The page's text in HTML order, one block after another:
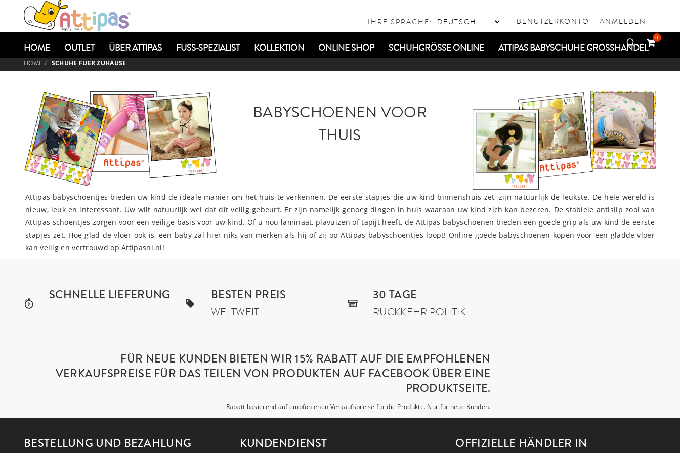
0
BENUTZERKONTO ANMELDEN
IHRE SPRACHE:
HOME OUTLET ÜBER ATTIPAS FUSS-SPEZIALIST KOLLEKTION ONLINE SHOP SCHUHGRÖSSE ONLINE ATTIPAS BABYSCHUHE GROSSHANDEL
HOME / SCHUHE FUER ZUHAUSE
BABYSCHOENEN VOOR
THUIS
Attipas babyschoentjes bieden uw kind de ideale manier om het huis te verkennen. De eerste stapjes die uw kind binnenshuis zet, zijn natuurlijk de leukste. De hele wereld is
nieuw, leuk en interessant. Uw wilt natuurlijk wel dat dit veilig gebeurt. Er zijn namelijk genoeg dingen in huis waaraan uw kind zich kan bezeren. De stabiele antislip zool van
Attipas schoentjes zorgen voor een veilige basis voor uw kind. Of u nou laminaat, plavuizen of tapijt heeft, de Attipas babyschoenen bieden een goede grip als uw kind de eerste
stapjes zet. Hoe glad de vloer ook is, een baby zal hier niks van merken als hij of zij op Attipas babyschoentjes loopt! Online goede babyschoenen kopen voor een gladde vloer
kan veilig en vertrouwd op Attipasnl.nl!
SCHNELLE LIEFERUNG BESTEN PREIS
WELTWEIT
30 TAGE
RÜCKKEHR POLITIK
FÜR NEUE KUNDEN BIETEN WIR 15% RABATT AUF DIE EMPFOHLENEN
VERKAUFSPREISE FÜR DAS TEILEN VON PRODUKTEN AUF FACEBOOK ÜBER EINE
PRODUKTSEITE.
Rabatt basierend auf empfohlenen Verkaufspreise für die Produkte. Nur für neue Kunden.
BESTELLUNG UND BEZAHLUNG KUNDENDIENST
OFFIZIELLE HÄNDLER IN